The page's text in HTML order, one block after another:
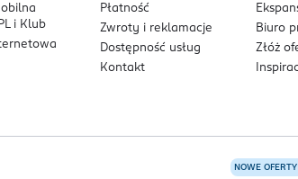
i Klub
Płatność
Zwroty i reklamacje
Dostępność usług
Kontakt
Biuro
Złóż
NOWE